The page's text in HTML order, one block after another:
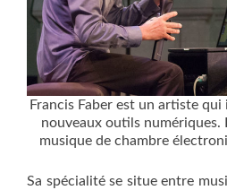
Francis Faber est un artiste
nouveaux outils numériques.
musique de chambre
Sa spécialité se situe entre